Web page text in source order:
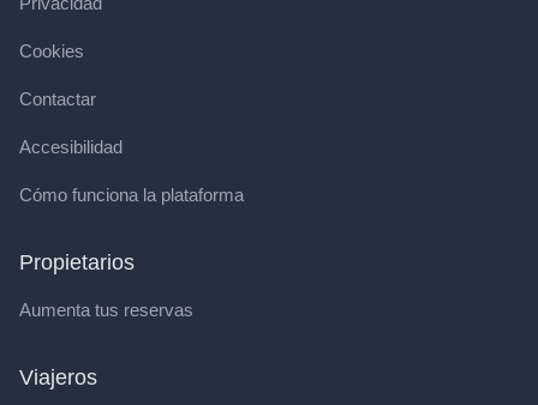
Cookies
Contactar
Accesibilidad
Cómo funciona la plataforma
Propietarios
Aumenta tus reservas
Viajeros